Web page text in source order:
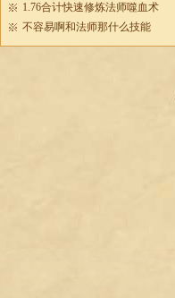
1.76合计快速修炼法师噬血术
不容易啊和法师那什么技能